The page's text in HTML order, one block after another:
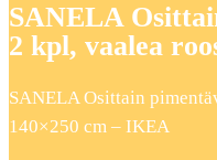
SANELA
2 kpl, vaalea
SANELA Osittain
140×250 cm – IKEA